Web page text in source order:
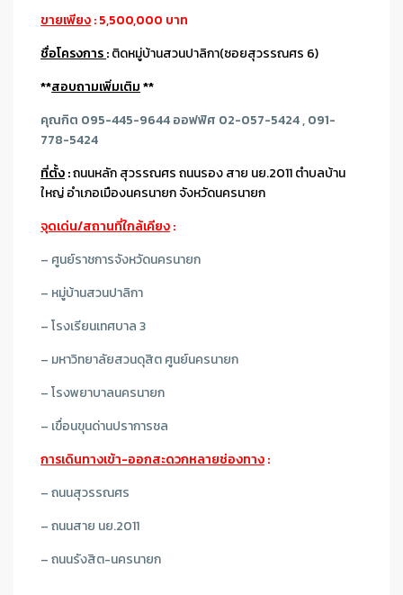
ขายเพียง: 5,500,000 บาท
ชื่อโครงการ:ติดหมู่บ้านสวนปาลิกา(ซอยสุวรรณศร 6)
**สอบถามเพิ่มเติม**
คุณกิต 095-445-9644ออฟฟิศ 02-057-5424 , 091-
778-5424
ที่ตั้ง:ถนนหลัก สุวรรณศร ถนนรอง สาย นย.2011 ตำบลบ้าน
ใหญ่ อำเภอเมืองนครนายก จังหวัดนครนายก
จุดเด่น/สถานที่ใกล้เคียง:
– ศูนย์ราชการจังหวัดนครนายก
– หมู่บ้านสวนปาลิกา
– โรงเรียนเทศบาล 3
– มหาวิทยาลัยสวนดุสิต ศูนย์นครนายก
– โรงพยาบาลนครนายก
– เขื่อนขุนด่านปราการชล
การเดินทางเข้า-ออกสะดวกหลายช่องทาง:
– ถนนสุวรรณศร
– ถนนสาย นย.2011
– ถนนรังสิต-นครนายก